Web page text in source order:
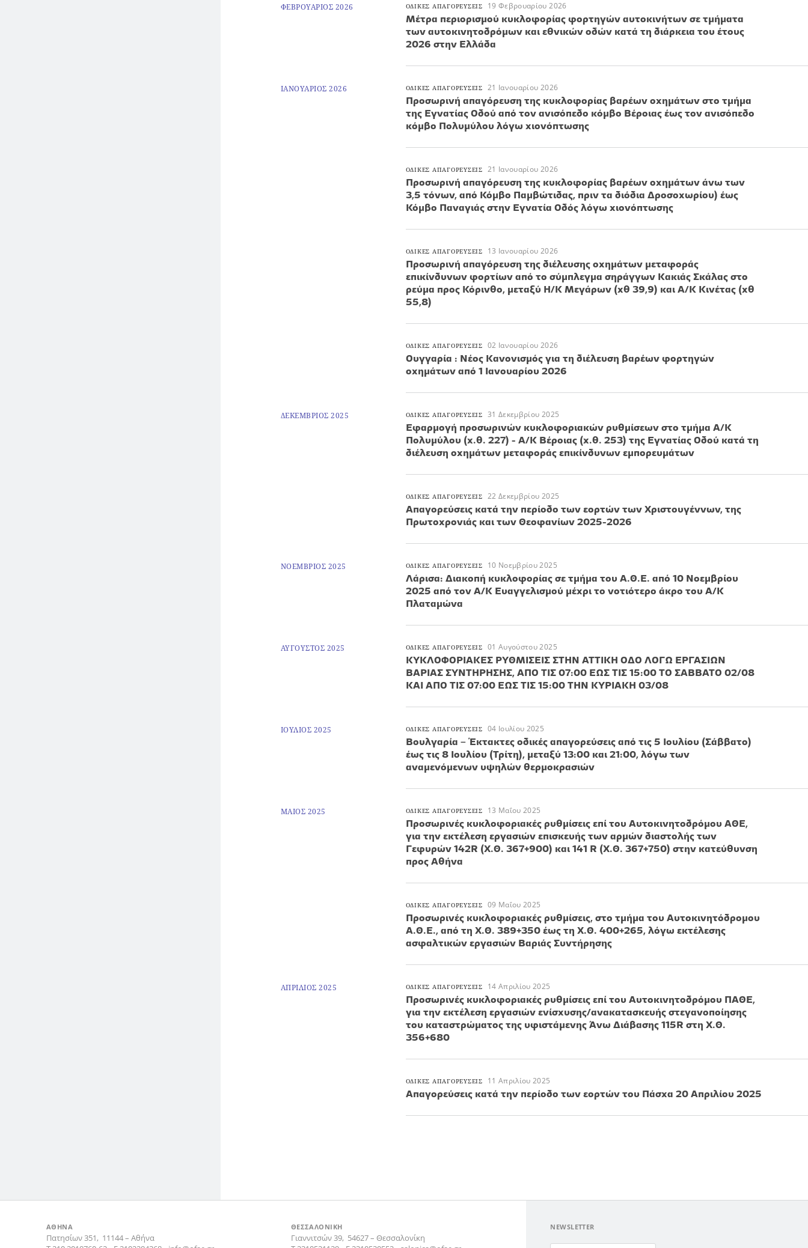
ΦΕΒΡΟΥΑΡΙΟΣ 2026 ΟΔΙΚΕΣ ΑΠΑΓΟΡΕΥΣΕΙΣ 19 Φεβρουαρίου 2026
Μέτρα περιορισμού κυκλοφορίας φορτηγών αυτοκινήτων σε τμήματα
των αυτοκινητοδρόμων και εθνικών οδών κατά τη διάρκεια του έτους
2026 στην Ελλάδα
ΙΑΝΟΥΑΡΙΟΣ 2026 ΟΔΙΚΕΣ ΑΠΑΓΟΡΕΥΣΕΙΣ 21 Ιανουαρίου 2026
Προσωρινή απαγόρευση της κυκλοφορίας βαρέων οχημάτων στο τμήμα
της Εγνατίας Οδού από τον ανισόπεδο κόμβο Βέροιας έως τον ανισόπεδο
κόμβο Πολυμύλου λόγω χιονόπτωσης
ΟΔΙΚΕΣ ΑΠΑΓΟΡΕΥΣΕΙΣ 21 Ιανουαρίου 2026
Προσωρινή απαγόρευση της κυκλοφορίας βαρέων οχημάτων άνω των
3,5 τόνων, από Κόμβο Παμβώτιδας, πριν τα διόδια Δροσοχωρίου) έως
Κόμβο Παναγιάς στην Εγνατία Οδός λόγω χιονόπτωσης
ΟΔΙΚΕΣ ΑΠΑΓΟΡΕΥΣΕΙΣ 13 Ιανουαρίου 2026
Προσωρινή απαγόρευση της διέλευσης οχημάτων μεταφοράς
επικίνδυνων φορτίων από το σύμπλεγμα σηράγγων Κακιάς Σκάλας στο
ρεύμα προς Κόρινθο, μεταξύ Η/Κ Μεγάρων (χθ 39,9) και Α/Κ Κινέτας (χθ
55,8)
ΟΔΙΚΕΣ ΑΠΑΓΟΡΕΥΣΕΙΣ 02 Ιανουαρίου 2026
Ουγγαρία : Νέος Κανονισμός για τη διέλευση βαρέων φορτηγών
οχημάτων από 1 Ιανουαρίου 2026
ΔΕΚΕΜΒΡΙΟΣ 2025 ΟΔΙΚΕΣ ΑΠΑΓΟΡΕΥΣΕΙΣ 31 Δεκεμβρίου 2025
Εφαρμογή προσωρινών κυκλοφοριακών ρυθμίσεων στο τμήμα Α/Κ
Πολυμύλου (χ.θ. 227) - Α/Κ Βέροιας (χ.θ. 253) της Εγνατίας Οδού κατά τη
διέλευση οχημάτων μεταφοράς επικίνδυνων εμπορευμάτων
ΟΔΙΚΕΣ ΑΠΑΓΟΡΕΥΣΕΙΣ 22 Δεκεμβρίου 2025
Απαγορεύσεις κατά την περίοδο των εορτών των Χριστουγέννων, της
Πρωτοχρονιάς και των Θεοφανίων 2025-2026
ΝΟΕΜΒΡΙΟΣ 2025 ΟΔΙΚΕΣ ΑΠΑΓΟΡΕΥΣΕΙΣ 10 Νοεμβρίου 2025
Λάρισα: Διακοπή κυκλοφορίας σε τμήμα του Α.Θ.Ε. από 10 Νοεμβρίου
2025 από τον Α/Κ Ευαγγελισμού μέχρι το νοτιότερο άκρο του Α/Κ
Πλαταμώνα
ΑΥΓΟΥΣΤΟΣ 2025 ΟΔΙΚΕΣ ΑΠΑΓΟΡΕΥΣΕΙΣ 01 Αυγούστου 2025
ΚΥΚΛΟΦΟΡΙΑΚΕΣ ΡΥΘΜΙΣΕΙΣ ΣΤΗΝ ΑΤΤΙΚΗ ΟΔΟ ΛΟΓΩ ΕΡΓΑΣΙΩΝ
ΒΑΡΙΑΣ ΣΥΝΤΗΡΗΣΗΣ, ΑΠΟ ΤΙΣ 07:00 ΕΩΣ ΤΙΣ 15:00 ΤΟ ΣΑΒΒΑΤΟ 02/08
ΚΑΙ ΑΠΟ ΤΙΣ 07:00 ΕΩΣ ΤΙΣ 15:00 ΤΗΝ ΚΥΡΙΑΚΗ 03/08
ΙΟΥΛΙΟΣ 2025 ΟΔΙΚΕΣ ΑΠΑΓΟΡΕΥΣΕΙΣ 04 Ιουλίου 2025
Βουλγαρία – Έκτακτες οδικές απαγορεύσεις από τις 5 Ιουλίου (Σάββατο)
έως τις 8 Ιουλίου (Τρίτη), μεταξύ 13:00 και 21:00, λόγω των
αναμενόμενων υψηλών θερμοκρασιών
ΜΑΙΟΣ 2025 ΟΔΙΚΕΣ ΑΠΑΓΟΡΕΥΣΕΙΣ 13 Μαΐου 2025
Προσωρινές κυκλοφοριακές ρυθμίσεις επί του Αυτοκινητοδρόμου ΑΘΕ,
για την εκτέλεση εργασιών επισκευής των αρμών διαστολής των
Γεφυρών 142R (Χ.Θ. 367+900) και 141 R (Χ.Θ. 367+750) στην κατεύθυνση
προς Αθήνα
ΟΔΙΚΕΣ ΑΠΑΓΟΡΕΥΣΕΙΣ 09 Μαΐου 2025
Προσωρινές κυκλοφοριακές ρυθμίσεις, στο τμήμα του Αυτοκινητόδρομου
Α.Θ.Ε., από τη Χ.Θ. 389+350 έως τη Χ.Θ. 400+265, λόγω εκτέλεσης
ασφαλτικών εργασιών Βαριάς Συντήρησης
ΑΠΡΙΛΙΟΣ 2025 ΟΔΙΚΕΣ ΑΠΑΓΟΡΕΥΣΕΙΣ 14 Απριλίου 2025
Προσωρινές κυκλοφοριακές ρυθμίσεις επί του Αυτοκινητοδρόμου ΠΑΘΕ,
για την εκτέλεση εργασιών ενίσχυσης/ανακατασκευής στεγανοποίησης
του καταστρώματος της υφιστάμενης Άνω Διάβασης 115R στη Χ.Θ.
356+680
ΟΔΙΚΕΣ ΑΠΑΓΟΡΕΥΣΕΙΣ 11 Απριλίου 2025
Απαγορεύσεις κατά την περίοδο των εορτών του Πάσχα 20 Απριλίου 2025
ΑΘΗΝΑ
Πατησίων 351, 11144– Αθήνα
ΘΕΣΣΑΛΟΝΙΚΗ
Γιαννιτσών 39, 54627– Θεσσαλονίκη
NEWSLETTER